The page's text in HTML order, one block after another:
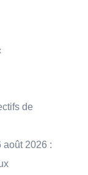
de
août 2026 :